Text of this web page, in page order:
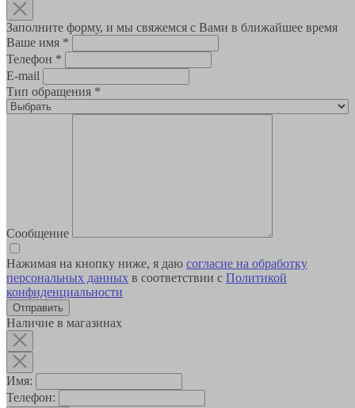
Заполните форму, и мы свяжемся с Вами в ближайшее время
Ваше имя *
Телефон *
E-mail
Тип обращения *
Сообщение
Нажимая на кнопку ниже, я даю согласие на обработку
персональных данных в соответствии с Политикой
конфиденциальности
Наличие в магазинах
Имя:
Телефон: